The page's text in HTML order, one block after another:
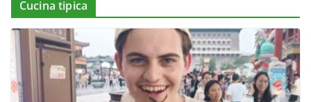
Cucina tipica